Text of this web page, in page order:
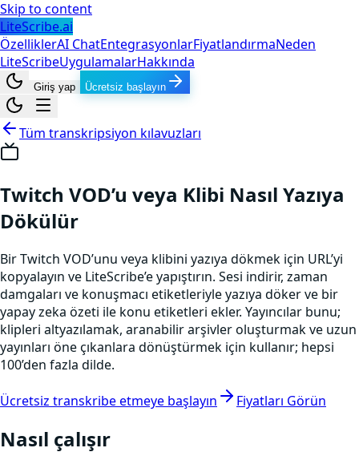
Skip to content
LiteScribe.ai
ÖzelliklerAI ChatEntegrasyonlarFiyatlandırmaNeden
LiteScribeUygulamalarHakkında
Giriş yap Ücretsiz başlayın
Tüm transkripsiyon kılavuzları
Twitch VOD’u veya Klibi Nasıl Yazıya
Dökülür
Bir Twitch VOD’unu veya klibini yazıya dökmek için URL’yi
kopyalayın ve LiteScribe’e yapıştırın. Sesi indirir, zaman
damgaları ve konuşmacı etiketleriyle yazıya döker ve bir
yapay zeka özeti ile konu etiketleri ekler. Yayıncılar bunu;
klipleri altyazılamak, aranabilir arşivler oluşturmak ve uzun
yayınları öne çıkanlara dönüştürmek için kullanır; hepsi
100’den fazla dilde.
Ücretsiz transkribe etmeye başlayın Fiyatları Görün
Nasıl çalışır